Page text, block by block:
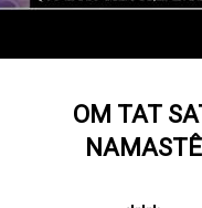
OM TAT
NAMASTÊ